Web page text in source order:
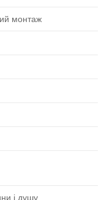
монтаж
і душу